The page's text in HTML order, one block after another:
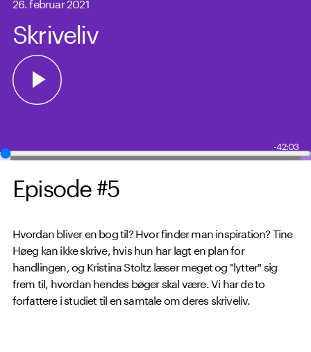
Skriveliv
-42:03
Episode #5
Hvordan bliver en bog til? Hvor finder man inspiration? Tine
Høeg kan ikke skrive, hvis hun har lagt en plan for
handlingen, og Kristina Stoltz læser meget og "lytter" sig
frem til, hvordan hendes bøger skal være. Vi har de to
forfattere i studiet til en samtale om deres skriveliv.